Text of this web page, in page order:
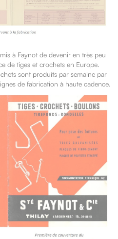
à Faynot de devenir en très peu
de tiges et crochets en Europe.
sont produits par semaine par
de fabrication à haute cadence.